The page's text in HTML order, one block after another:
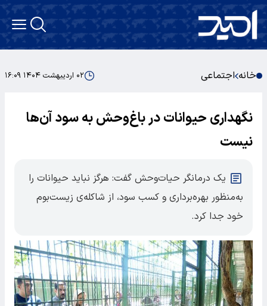
خانه اجتماعی ۰۲ اردیبهشت ۱۴۰۴ ۱۶:۰۹
نگهداری حیوانات در باغ‌وحش به سود آن‌ها
نیست
یک درمانگر حیات‌وحش گفت: هرگز نباید حیوانات را
به‌منظور بهره‌برداری و کسب سود، از شاکله‌ی زیست‌بوم
خود جدا کرد.